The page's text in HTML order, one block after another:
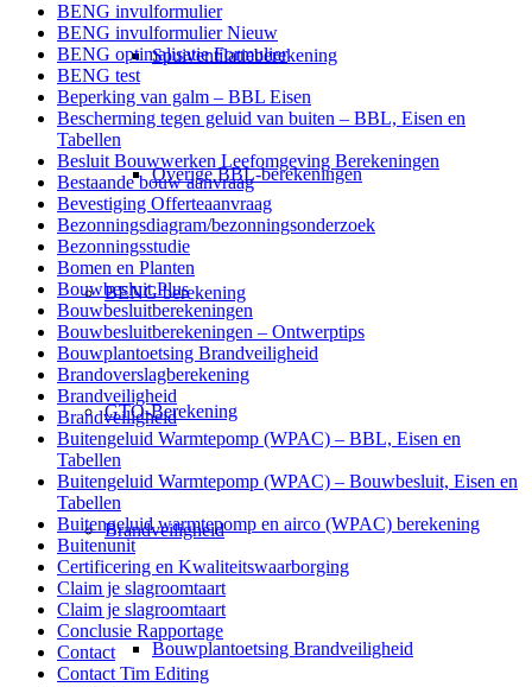
Spuiventilatieberekening
Overige BBL-berekeningen
BENG berekening
GTO-Berekening
Brandveiligheid
Bouwplantoetsing Brandveiligheid
BENG invulformulier
BENG invulformulier Nieuw
BENG optimalisatie Formulier
BENG test
Beperking van galm – BBL Eisen
Bescherming tegen geluid van buiten – BBL, Eisen en
Tabellen
Besluit Bouwwerken Leefomgeving Berekeningen
Bestaande bouw aanvraag
Bevestiging Offerteaanvraag
Bezonningsdiagram/bezonningsonderzoek
Bezonningsstudie
Bomen en Planten
Bouwbesluit Plus
Bouwbesluitberekeningen
Bouwbesluitberekeningen – Ontwerptips
Bouwplantoetsing Brandveiligheid
Brandoverslagberekening
Brandveiligheid
Brandveiligheid
Buitengeluid Warmtepomp (WPAC) – BBL, Eisen en
Tabellen
Buitengeluid Warmtepomp (WPAC) – Bouwbesluit, Eisen en
Tabellen
Buitengeluid warmtepomp en airco (WPAC) berekening
Buitenunit
Certificering en Kwaliteitswaarborging
Claim je slagroomtaart
Claim je slagroomtaart
Conclusie Rapportage
Contact
Contact Tim Editing